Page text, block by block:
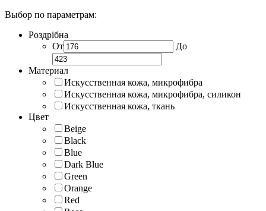
Выбор по параметрам:
Роздрібна
От
До
Материал
Искусственная кожа, микрофибра
Искусственная кожа, микрофибра, силикон
Искусственная кожа, ткань
Цвет
Beige
Black
Blue
Dark Blue
Green
Orange
Red